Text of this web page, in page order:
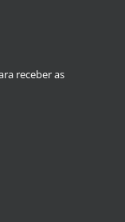
receber as